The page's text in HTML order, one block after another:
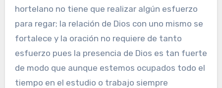
hortelano no tiene que realizar algún esfuerzo
para regar; la relación de Dios con uno mismo se
fortalece y la oración no requiere de tanto
esfuerzo pues la presencia de Dios es tan fuerte
de modo que aunque estemos ocupados todo el
tiempo en el estudio o trabajo siempre